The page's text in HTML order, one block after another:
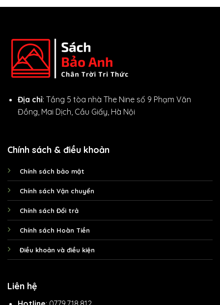
Địa chỉ: Tầng 5 tòa nhà The Nine số 9 Phạm Văn
Đồng, Mai Dịch, Cầu Giấy, Hà Nội
Chính sách & điều khoản
Chính sách bảo mật
Chính sách Vận chuyển
Chính sách Đổi trả
Chính sách Hoàn Tiền
Điều khoản và điều kiện
Liên hệ